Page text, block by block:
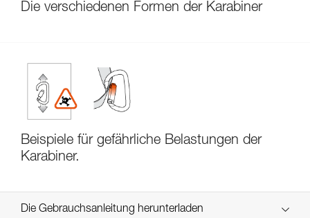
Die verschiedenen Formen der Karabiner
Beispiele für gefährliche Belastungen der
Karabiner.
Die Gebrauchsanleitung herunterladen